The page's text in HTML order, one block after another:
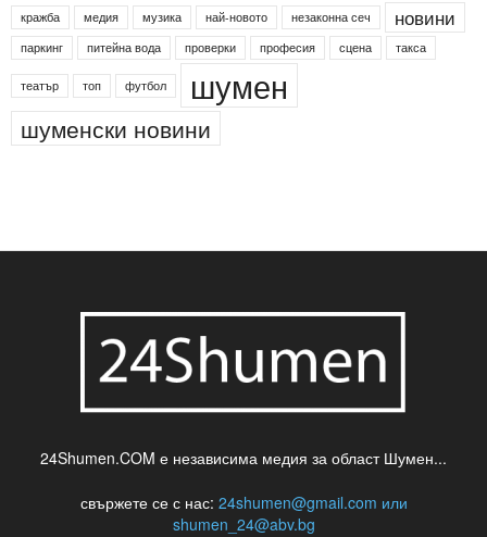
кражба медия музика най-новото незаконна сеч новини
паркинг питейна вода проверки професия сцена такса
театър топ футбол шумен
шуменски новини
24Shumen.COM е независима медия за област Шумен...
свържете се с нас: 24shumen@gmail.com или
shumen_24@abv.bg